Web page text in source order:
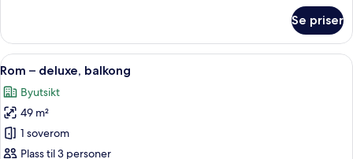
1
kingsize-
seng
Room)
Se priser
Åpne
alle
bildene
av
Rom
–
Rom – deluxe, balkong | 1 soverom,
5
Rom – deluxe, balkong
Byutsikt
49 m²
1 soverom
Plass til 3 personer